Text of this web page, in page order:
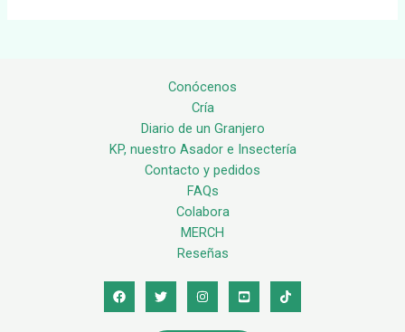
Conócenos
Cría
Diario de un Granjero
KP, nuestro Asador e Insectería
Contacto y pedidos
FAQs
Colabora
MERCH
Reseñas